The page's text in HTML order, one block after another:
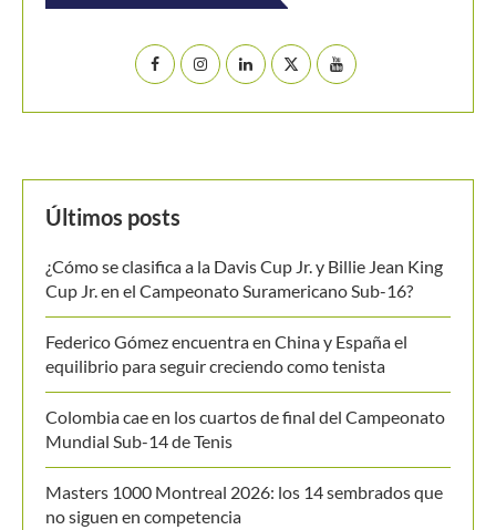
Últimos posts
¿Cómo se clasifica a la Davis Cup Jr. y Billie Jean King
Cup Jr. en el Campeonato Suramericano Sub-16?
Federico Gómez encuentra en China y España el
equilibrio para seguir creciendo como tenista
Colombia cae en los cuartos de final del Campeonato
Mundial Sub-14 de Tenis
Masters 1000 Montreal 2026: los 14 sembrados que
no siguen en competencia